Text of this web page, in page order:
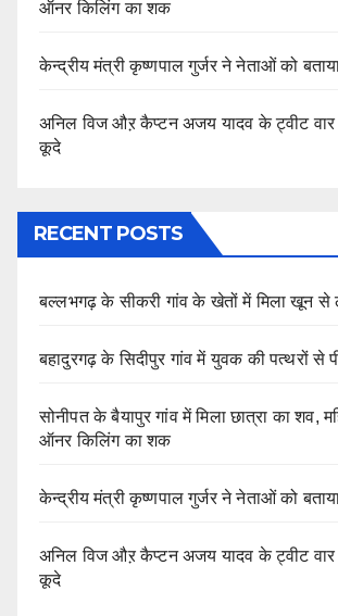
ऑनर किलिंग का शक
केन्द्रीय मंत्री कृष्णपाल गुर्जर ने नेताओं को
अनिल विज औऱ कैप्टन अजय यादव के ट्वीट वार
कूदे
RECENT POSTS
बल्लभगढ़ के सीकरी गांव के खेतों में मिला खून
बहादुरगढ़ के सिदीपुर गांव में युवक की पत्थरों से
सोनीपत के बैयापुर गांव में मिला छात्रा का शव,
ऑनर किलिंग का शक
केन्द्रीय मंत्री कृष्णपाल गुर्जर ने नेताओं को
अनिल विज औऱ कैप्टन अजय यादव के ट्वीट वार
कूदे